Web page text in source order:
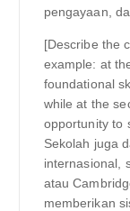
pengayaan,
[Describe the
example: at
foundational
while at the
opportunity to
Sekolah juga
internasional,
atau
memberikan